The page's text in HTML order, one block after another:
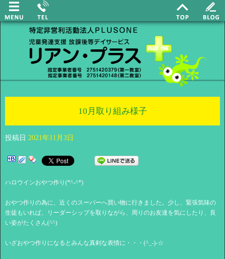
10月取り組み様子
投稿日 2021年11月3日
ハロウインおやつ作り(*^-^*)
おやつ作りの為に、近くのスーパーへ買い物に行きました。少し、緊張気味の
生徒もいれば、リーダーシップを取りながら、周りのお友達を気にしたり、良
い姿がたくさん(^^)
いざおやつ作りになるとみんな真剣な表情に・・・(^_-)-☆